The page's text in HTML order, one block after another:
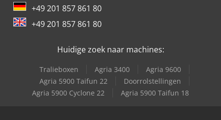
Case-Ih Mxu 110
Case-Ih Mxu 110 X-Line
Case-Ih Mxu 115
Case-Ih Mxu 135
+49 201 857 861 80
+49 201 857 861 80
Huidige zoek naar machines:
Tralieboxen Agria 3400
Agria 9600
Agria 5900 Taifun 22
Doorrolstellingen
Agria 5900 Cyclone 22
Agria 5900 Taifun 18